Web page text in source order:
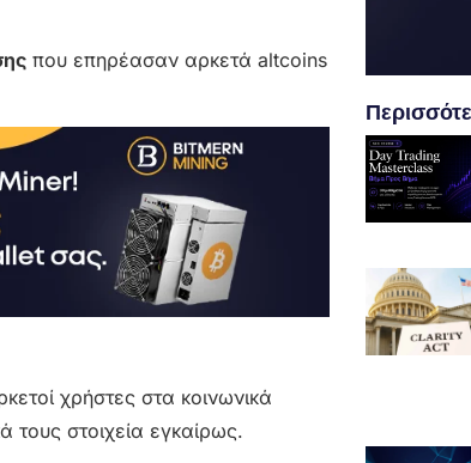
που επηρέασαν αρκετά altcoins
χρήστες στα κοινωνικά
τους στοιχεία εγκαίρως.